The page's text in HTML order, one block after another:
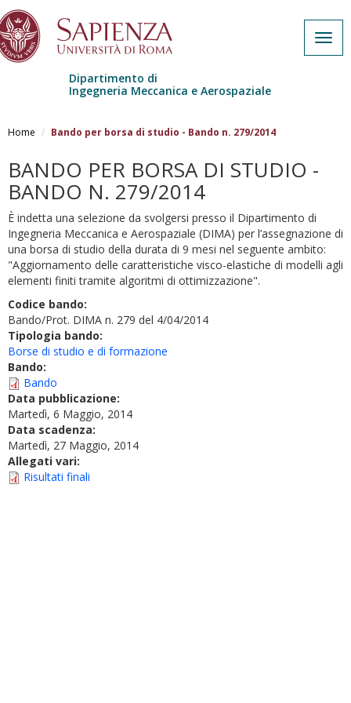
Dipartimento di
Ingegneria Meccanica e Aerospaziale
Home Bando per borsa di studio - Bando n. 279/2014
BANDO PER BORSA DI STUDIO -
BANDO N. 279/2014
È indetta una selezione da svolgersi presso il Dipartimento di
Ingegneria Meccanica e Aerospaziale (DIMA) per l’assegnazione di
una borsa di studio della durata di 9 mesi nel seguente ambito:
"Aggiornamento delle caratteristiche visco-elastiche di modelli agli
elementi finiti tramite algoritmi di ottimizzazione".
Codice bando:
Bando/Prot. DIMA n. 279 del 4/04/2014
Tipologia bando:
Borse di studio e di formazione
Bando:
Bando
Data pubblicazione:
Martedì, 6 Maggio, 2014
Data scadenza:
Martedì, 27 Maggio, 2014
Allegati vari:
Risultati finali